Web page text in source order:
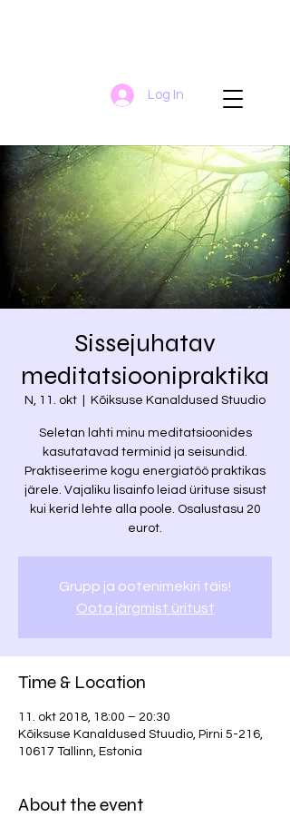
Log In
Sissejuhatav
meditatsioonipraktika
N, 11. okt Kõiksuse Kanaldused Stuudio
Seletan lahti minu meditatsioonides
kasutatavad terminid ja seisundid.
Praktiseerime kogu energiatöö praktikas
järele. Vajaliku lisainfo leiad ürituse sisust
kui kerid lehte alla poole. Osalustasu 20
eurot.
Grupp ja ootenimekiri täis!
Oota järgmist üritust
Time & Location
11. okt 2018, 18:00 – 20:30
Kõiksuse Kanaldused Stuudio, Pirni 5-216,
10617 Tallinn, Estonia
About the event